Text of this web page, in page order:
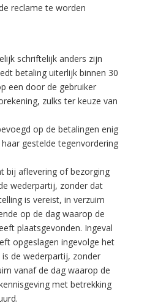
reclame te worden
schriftelijk anders zijn
betaling uiterlijk binnen 30
een door de gebruiker
zulks ter keuze van
op de betalingen enig
gestelde tegenvordering
bij aflevering of bezorging
wederpartij, zonder dat
is vereist, in verzuim
op de dag waarop de
plaatsgevonden. Ingeval
opgeslagen ingevolge het
de wederpartij, zonder
vanaf de dag waarop de
met betrekking